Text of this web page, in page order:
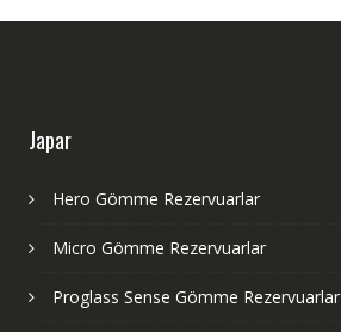
Japar
Hero Gömme Rezervuarlar
Micro Gömme Rezervuarlar
Proglass Sense Gömme Rezervuarlar